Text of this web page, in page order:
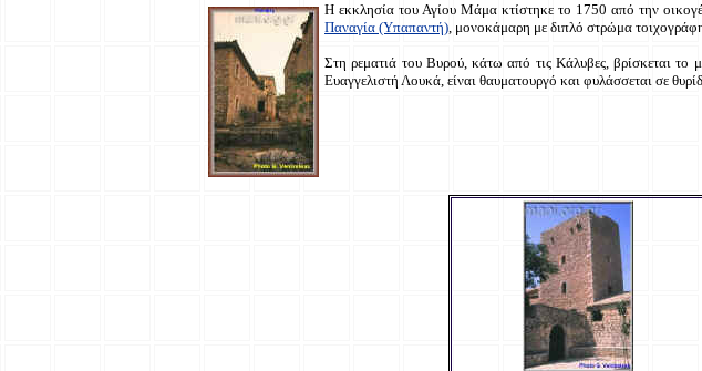
Η εκκλησία του Αγίου Μάμα κτίστηκε το 1750 από την
Παναγία (Υπαπαντή), μονοκάμαρη με διπλό στρώμα
Στη ρεματιά του Βυρού, κάτω από τις Κάλυβες, βρίσκεται
Ευαγγελιστή Λουκά, είναι θαυματουργό και φυλάσσεται σε